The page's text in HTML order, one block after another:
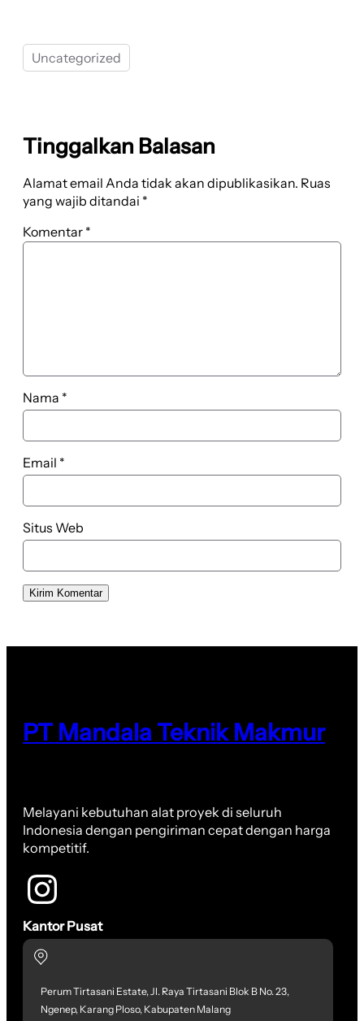
Uncategorized
Tinggalkan Balasan
Alamat email Anda tidak akan dipublikasikan. Ruas
yang wajib ditandai *
Komentar *
Nama *
Email *
Situs Web
PT Mandala Teknik Makmur
Melayani kebutuhan alat proyek di seluruh
Indonesia dengan pengiriman cepat dengan harga
kompetitif.
Kantor Pusat
Perum Tirtasani Estate, Jl. Raya Tirtasani Blok B No. 23,
Ngenep, Karang Ploso, Kabupaten Malang